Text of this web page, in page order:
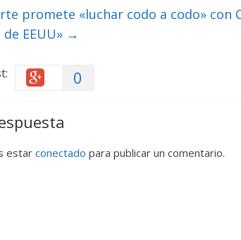
promete «luchar codo a codo» con
EEUU» →
0
estar conectado para publicar un comentario.